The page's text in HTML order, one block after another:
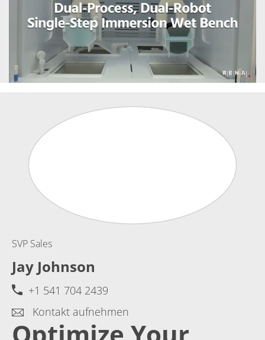
SVP Sales
Jay Johnson
+1 541 704 2439
Kontakt aufnehmen